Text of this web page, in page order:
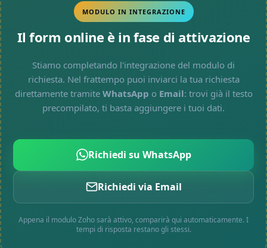
MODULO IN INTEGRAZIONE
Il form online è in fase di attivazione
Stiamo completando l'integrazione del modulo di
richiesta. Nel frattempo puoi inviarci la tua richiesta
direttamente tramite WhatsApp o Email: trovi già il testo
precompilato, ti basta aggiungere i tuoi dati.
Richiedi su WhatsApp
Richiedi via Email
Appena il modulo Zoho sarà attivo, comparirà qui automaticamente. I
tempi di risposta restano gli stessi.